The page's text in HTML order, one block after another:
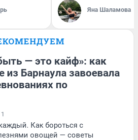
Яна Шаламова
— это кайф»: как
из Барнаула завоевала
по
1
Как бороться с
овощей — советы